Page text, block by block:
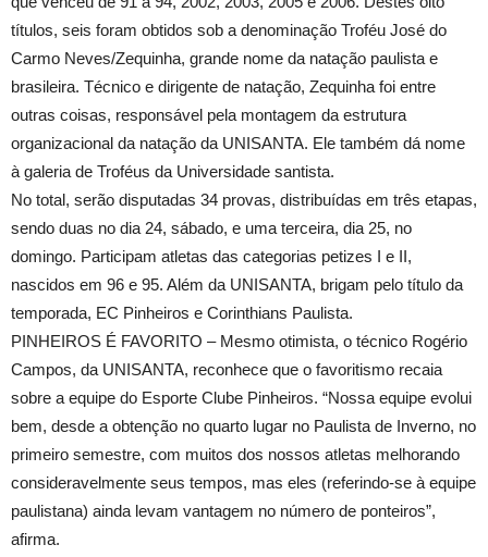
títulos, seis foram obtidos sob a denominação Troféu José do
Carmo Neves/Zequinha, grande nome da natação paulista e
brasileira. Técnico e dirigente de natação, Zequinha foi entre
outras coisas, responsável pela montagem da estrutura
organizacional da natação da UNISANTA. Ele também dá nome
à galeria de Troféus da Universidade santista.
No total, serão disputadas 34 provas, distribuídas em três etapas,
sendo duas no dia 24, sábado, e uma terceira, dia 25, no
domingo. Participam atletas das categorias petizes I e II,
nascidos em 96 e 95. Além da UNISANTA, brigam pelo título da
temporada, EC Pinheiros e Corinthians Paulista.
PINHEIROS É FAVORITO – Mesmo otimista, o técnico Rogério
Campos, da UNISANTA, reconhece que o favoritismo recaia
sobre a equipe do Esporte Clube Pinheiros. “Nossa equipe evolui
bem, desde a obtenção no quarto lugar no Paulista de Inverno, no
primeiro semestre, com muitos dos nossos atletas melhorando
consideravelmente seus tempos, mas eles (referindo-se à equipe
paulistana) ainda levam vantagem no número de ponteiros”,
afirma.